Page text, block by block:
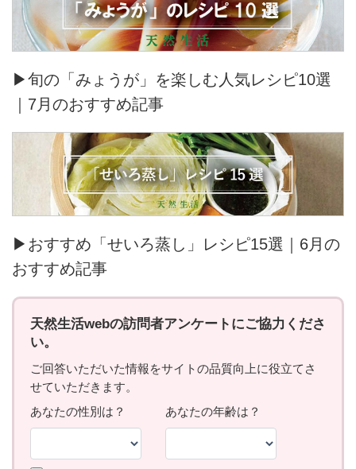
▶旬の「みょうが」を楽しむ人気レシピ10選
｜7月のおすすめ記事
▶おすすめ「せいろ蒸し」レシピ15選｜6月の
おすすめ記事